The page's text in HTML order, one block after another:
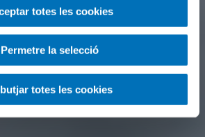
totes les cookies
Permetre la selecció
totes les cookies